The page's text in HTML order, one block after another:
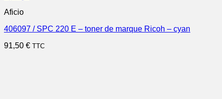
Aficio
406097 / SPC 220 E – toner de marque Ricoh – cyan
91,50 € TTC